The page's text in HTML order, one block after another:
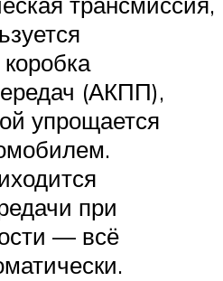
(АКПП),
упрощается
при
— всё